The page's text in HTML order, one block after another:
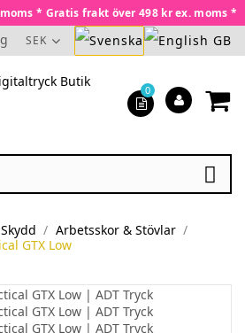
* Gratis frakt över 498 kr ex. moms *
SEK

0
Arbetsskor & Stövlar
GTX Low